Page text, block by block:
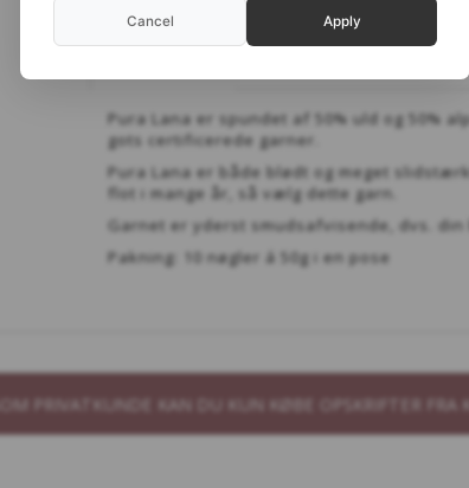
BESKRIVELSE STRIKKEFASTHED OG PINDE
Pura Lana er spundet af 50% uld og 50%
gots certificerede garner.
Pura Lana er både blødt og meget
flot i mange år, så vælg dette garn.
Garnet er yderst smudsafvisende, dvs.
Pakning: 10 nøgler á 50g i en pose
PRIVATKUNDE KAN DU KUN KØBE OPSKRIFTER FRA
Cancel Apply